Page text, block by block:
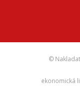
©
ekonomická